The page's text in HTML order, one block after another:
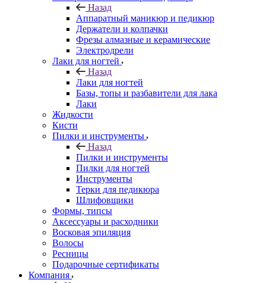
Назад
Аппаратный маникюр и педикюр
Держатели и колпачки
Фрезы алмазные и керамические
Электродрели
Лаки для ногтей
Назад
Лаки для ногтей
Базы, топы и разбавители для лака
Лаки
Жидкости
Кисти
Пилки и инструменты
Назад
Пилки и инструменты
Пилки для ногтей
Инструменты
Терки для педикюра
Шлифовщики
Формы, типсы
Аксессуары и расходники
Восковая эпиляция
Волосы
Ресницы
Подарочные сертификаты
Компания